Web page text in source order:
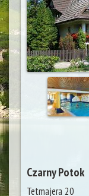
Czarny Potok
Tetmajera 20